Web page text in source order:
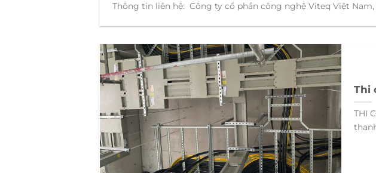
Thông tin liên hệ: Công ty cổ phần công nghệ Viteq Việt Nam,
Thi
THI